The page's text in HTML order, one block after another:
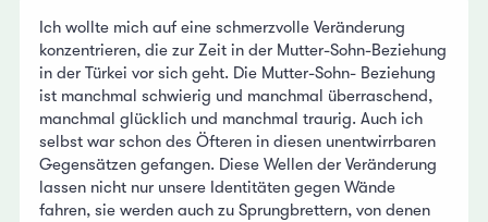
Ich wollte mich auf eine schmerzvolle Veränderung
konzentrieren, die zur Zeit in der Mutter-Sohn-Beziehung
in der Türkei vor sich geht. Die Mutter-Sohn- Beziehung
ist manchmal schwierig und manchmal überraschend,
manchmal glücklich und manchmal traurig. Auch ich
selbst war schon des Öfteren in diesen unentwirrbaren
Gegensätzen gefangen. Diese Wellen der Veränderung
lassen nicht nur unsere Identitäten gegen Wände
fahren, sie werden auch zu Sprungbrettern, von denen